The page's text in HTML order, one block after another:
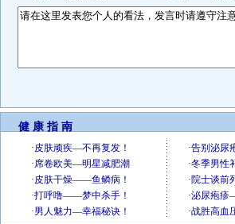
健 康 指 南